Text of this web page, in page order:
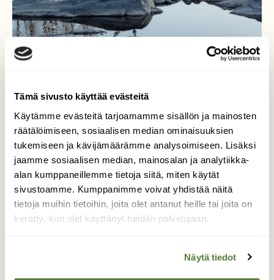
Tämä sivusto käyttää evästeitä
Käytämme evästeitä tarjoamamme sisällön ja mainosten
räätälöimiseen, sosiaalisen median ominaisuuksien
tukemiseen ja kävijämäärämme analysoimiseen. Lisäksi
jaamme sosiaalisen median, mainosalan ja analytiikka-
alan kumppaneillemme tietoja siitä, miten käytät
sivustoamme. Kumppanimme voivat yhdistää näitä
tietoja muihin tietoihin, joita olet antanut heille tai joita on
kerätty, kun olet käyttänyt heidän palvelujaan.
Näytä tiedot
Vesi matalalla Pielisjoessa
Pielisjoen vesi on matalalla ja Utransaaren
kohdalla kalliot ovat paljastuneet veden
alta. Sitä ihmettelevät myös kivellä olevat
Valokuvaaja: Marja Nevalainen, Joensuu 18.4.2026